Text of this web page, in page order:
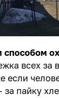
способом
всех за
если
за пайку